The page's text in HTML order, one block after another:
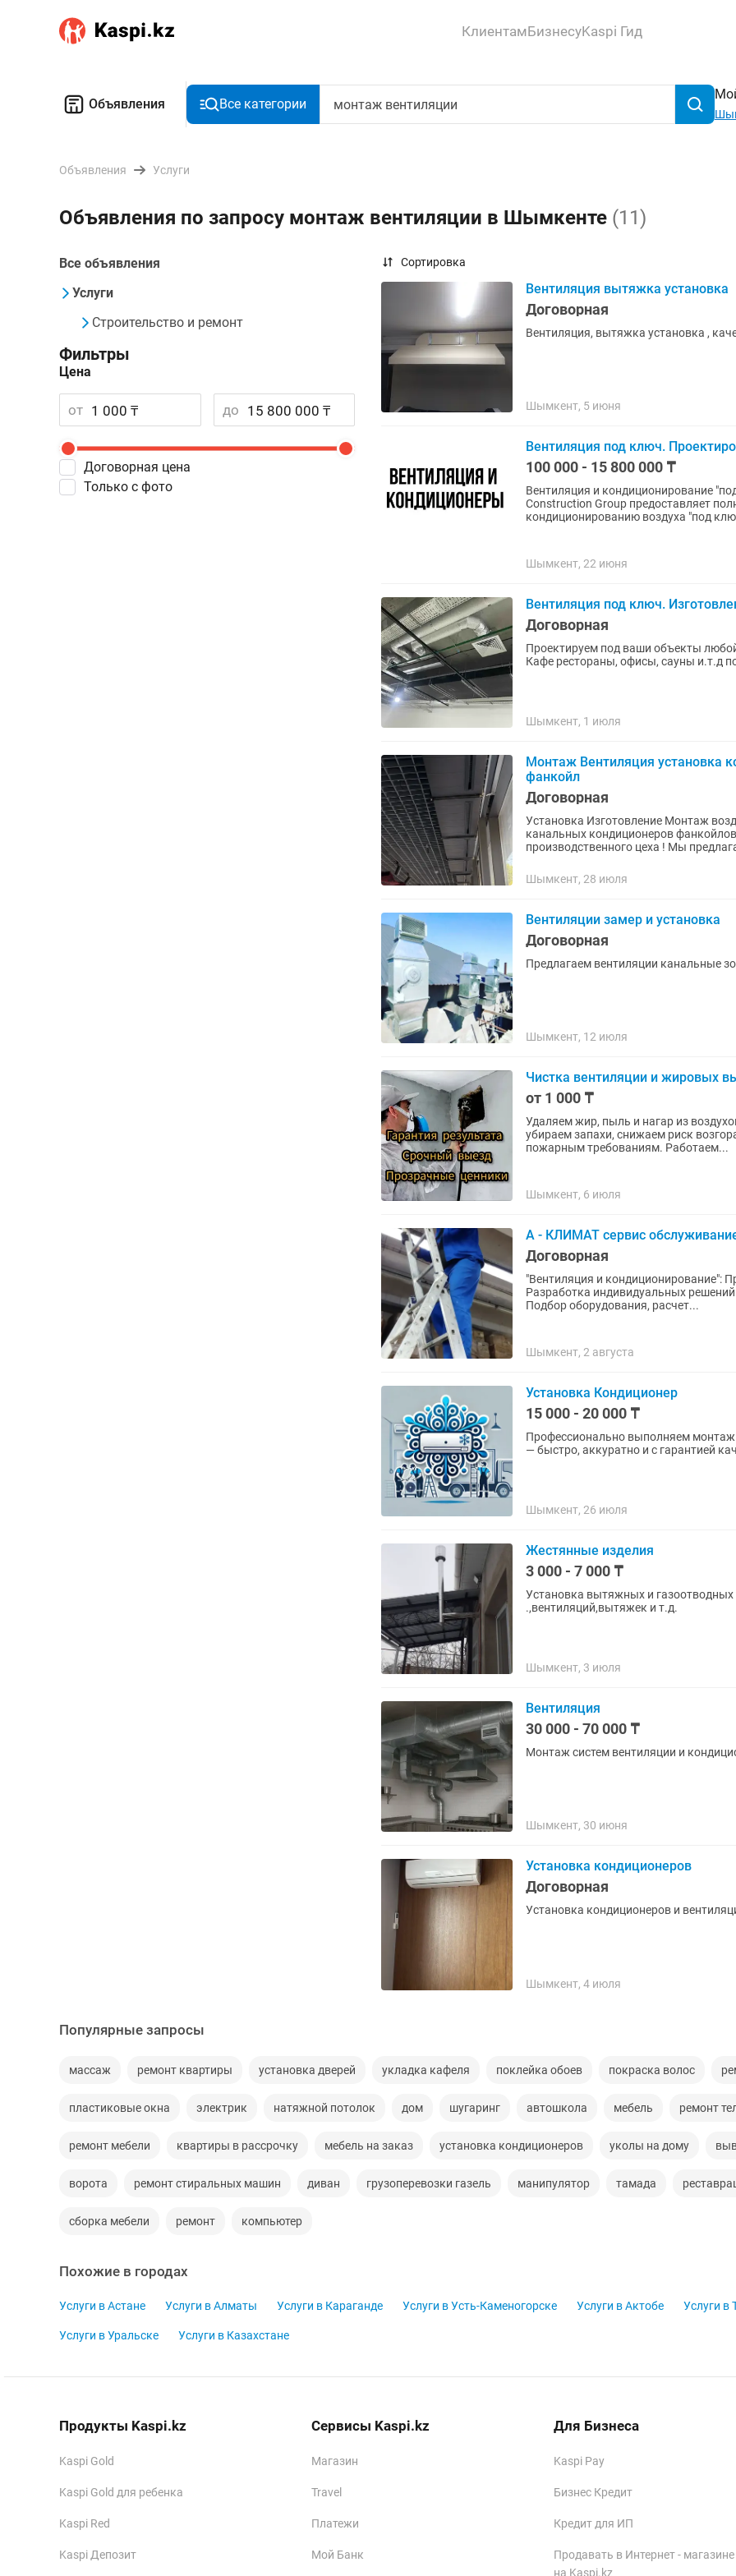
КлиентамБизнесуKaspi Гид
Объявления Все категории
Объявления Услуги
Объявления по запросу монтаж вентиляции в Шымкенте (11)
Все объявления
Услуги
Строительство и ремонт
Фильтры
Цена
от до
Договорная цена
Только с фото
Сортировка
Вентиляция вытяжка установка
Договорная
Вентиляция, вытяжка установка ,
Шымкент, 5 июня
Вентиляция под ключ.
100 000 - 15 800 000 ₸
Вентиляция и кондиционирование
Construction Group предоставляет
кондиционированию воздуха "под
Шымкент, 22 июня
Вентиляция под ключ.
Договорная
Проектируем под ваши объекты
Кафе рестораны, офисы, сауны и.т.д
Шымкент, 1 июля
Монтаж Вентиляция установка
фанкойл
Договорная
Установка Изготовление Монтаж
канальных кондиционеров
производственного цеха ! Мы
Шымкент, 28 июля
Вентиляции замер и установка
Договорная
Предлагаем вентиляции канальные
Шымкент, 12 июля
Чистка вентиляции и жировых
от 1 000 ₸
Удаляем жир, пыль и нагар из воздуховодов и вытяжек.
убираем запахи, снижаем риск
пожарным требованиям. Работаем...
Шымкент, 6 июля
А - КЛИМАТ сервис
Договорная
"Вентиляция и кондиционирование": Проектирование и монтаж вентиляционных систем
Разработка индивидуальных
Подбор оборудования, расчет...
Шымкент, 2 августа
Установка Кондиционер
15 000 - 20 000 ₸
Профессионально выполняем монтаж
— быстро, аккуратно и с гарантией
Шымкент, 26 июля
Жестянные изделия
3 000 - 7 000 ₸
Установка вытяжных и
.,вентиляций,вытяжек и т.д.
Шымкент, 3 июля
Вентиляция
30 000 - 70 000 ₸
Монтаж систем вентиляции и
Шымкент, 30 июня
Установка кондиционеров
Договорная
Установка кондиционеров и
Шымкент, 4 июля
Популярные запросы
массаж ремонт квартиры установка дверей укладка кафеля поклейка обоев покраска волос
пластиковые окна электрик натяжной потолок дом шугаринг автошкола мебель ремонт
ремонт мебели квартиры в рассрочку мебель на заказ установка кондиционеров уколы на дому
ворота ремонт стиральных машин диван грузоперевозки газель манипулятор тамада
сборка мебели ремонт компьютер
Похожие в городах
Услуги в Астане Услуги в Алматы Услуги в Караганде Услуги в Усть-Каменогорске Услуги в Актобе Услуги в
Услуги в Уральске Услуги в Казахстане
Продукты Kaspi.kz
Kaspi Gold
Kaspi Gold для ребенка
Kaspi Red
Kaspi Депозит
Сервисы Kaspi.kz
Магазин
Travel
Платежи
Мой Банк
Для Бизнеса
Kaspi Pay
Бизнес Кредит
Кредит для ИП
Продавать в Интернет - магазине
на Kaspi.kz